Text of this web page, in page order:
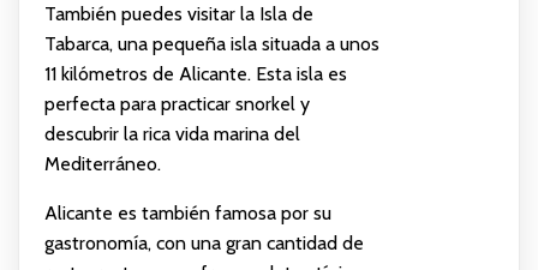
También puedes visitar la Isla de
Tabarca, una pequeña isla situada a unos
11 kilómetros de Alicante. Esta isla es
perfecta para practicar snorkel y
descubrir la rica vida marina del
Mediterráneo.
Alicante es también famosa por su
gastronomía, con una gran cantidad de